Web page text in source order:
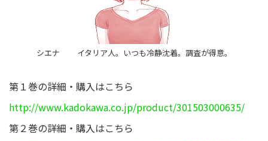
シエナ イタリア人。いつも冷静沈着。調査が得意。
第１巻の詳細・購入はこちら
http://www.kadokawa.co.jp/product/301503000635/
第２巻の詳細・購入はこちら